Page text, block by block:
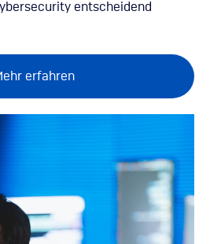
entscheidend
erfahren